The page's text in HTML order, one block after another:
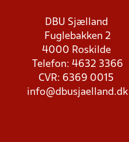
DBU Sjælland
Fuglebakken 2
4000 Roskilde
Telefon: 4632 3366
CVR: 6369 0015
info@dbusjaelland.dk